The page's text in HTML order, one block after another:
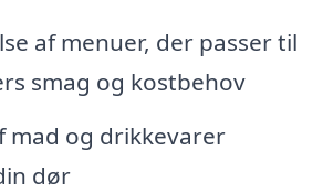
af menuer, der passer til
smag og kostbehov
mad og drikkevarer
dør